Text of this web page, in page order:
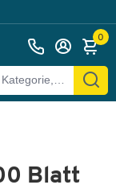
0
Blatt